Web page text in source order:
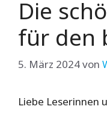
Die
für den
5. März 2024von
Liebe Leserinnen